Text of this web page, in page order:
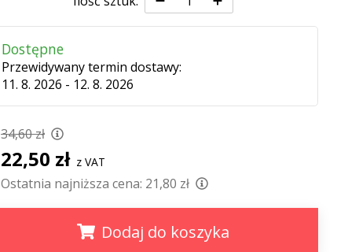
Dostępne
Przewidywany termin dostawy:
11. 8. 2026 - 12. 8. 2026
34,60 zł
22,50 zł z VAT
Ostatnia najniższa cena: 21,80 zł
Dodaj do koszyka